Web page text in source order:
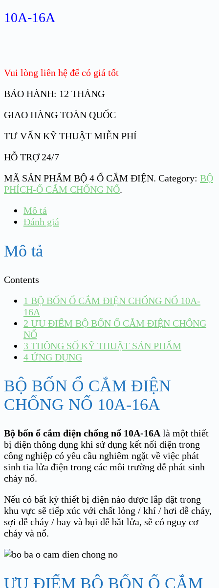
10A-16A
Vui lòng liên hệ để có giá tốt
BẢO HÀNH: 12 THÁNG
GIAO HÀNG TOÀN QUỐC
TƯ VẤN KỸ THUẬT MIỄN PHÍ
HỖ TRỢ 24/7
MÃ SẢN PHẨM BỘ 4 Ổ CẮM ĐIỆN. Category: BỘ
PHÍCH-Ổ CẮM CHỐNG NỔ.
Mô tả
Đánh giá
Mô tả
Contents
1 BỘ BỐN Ổ CẮM ĐIỆN CHỐNG NỔ 10A-
16A
2 ƯU ĐIỂM BỘ BỐN Ổ CẮM ĐIỆN CHỐNG
NỔ
3 THÔNG SỐ KỸ THUẬT SẢN PHẨM
4 ỨNG DỤNG
BỘ BỐN Ổ CẮM ĐIỆN
CHỐNG NỔ 10A-16A
Bộ bốn ổ cắm điện chống nổ 10A-16A là một thiết
bị điện thông dụng khi sử dụng kết nối điện trong
công nghiệp có yêu cầu nghiêm ngặt về việc phát
sinh tia lửa điện trong các môi trường dễ phát sinh
cháy nổ.
Nếu có bất kỳ thiết bị điện nào được lắp đặt trong
khu vực sẽ tiếp xúc với chất lỏng / khí / hơi dễ cháy,
sợi dễ cháy / bay và bụi dễ bắt lửa, sẽ có nguy cơ
cháy và nổ.
ƯU ĐIỂM BỘ BỐN Ổ CẮM